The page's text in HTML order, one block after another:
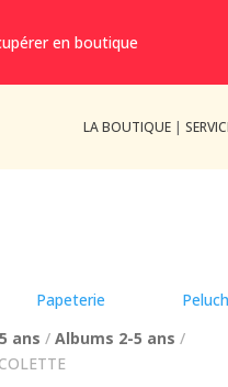
en boutique
LA BOUTIQUE|
Papeterie
ans /Albums 2-5 ans /